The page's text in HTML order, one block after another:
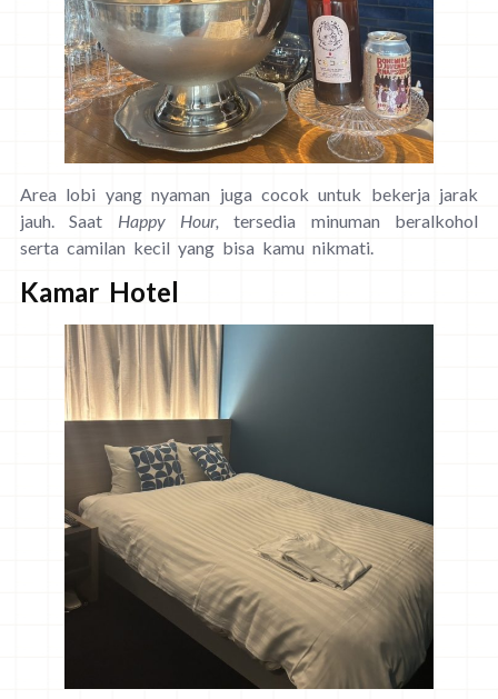
Area lobi yang nyaman juga cocok untuk bekerja jarak
jauh. Saat Happy Hour, tersedia minuman beralkohol
serta camilan kecil yang bisa kamu nikmati.
Kamar Hotel